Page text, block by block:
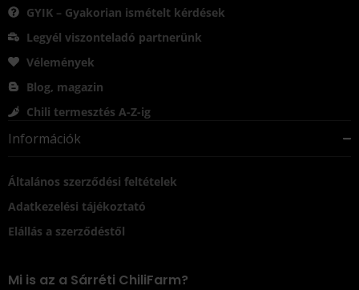
GYIK – Gyakorian ismételt kérdések
Legyél viszonteladó partnerünk
Vélemények
Blog, magazin
Chili termesztés A-Z-ig
Információk
Általános szerződési feltételek
Adatkezelési tájékoztató
Elállás a szerződéstől
Mi is az a Sárréti ChiliFarm?